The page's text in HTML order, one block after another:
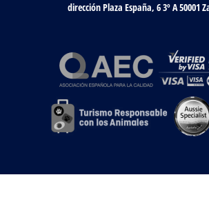
dirección Plaza España, 6 3º A 50001